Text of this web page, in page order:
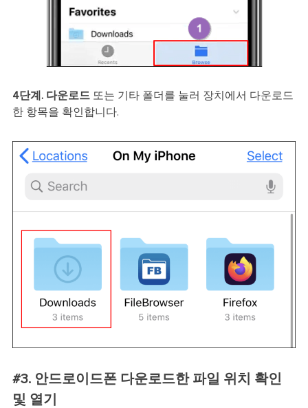
4단계. 다운로드또는 기타 폴더를 눌러 장치에서 다운로드
한 항목을 확인합니다.
#3. 안드로이드폰 다운로드한 파일 위치 확인
및 열기